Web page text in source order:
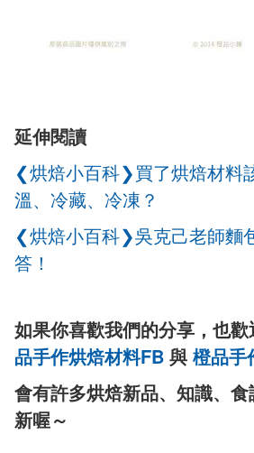
延伸閱讀
❮烘焙小百科❯買了烘焙材料
溫、冷藏、冷凍？
❮烘焙小百科❯吳克己老師麵
答！
如果你喜歡我們的分享，也
品手作烘焙材料FB 與 橙品手
會有許多烘焙新品、知識、
新喔～